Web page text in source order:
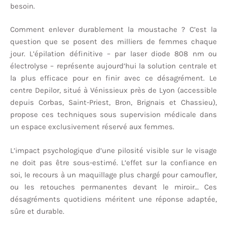
besoin.
Comment enlever durablement la moustache ? C’est la
question que se posent des milliers de femmes chaque
jour. L’épilation définitive – par laser diode 808 nm ou
électrolyse – représente aujourd’hui la solution centrale et
la plus efficace pour en finir avec ce désagrément. Le
centre Depilor, situé à Vénissieux près de Lyon (accessible
depuis Corbas, Saint-Priest, Bron, Brignais et Chassieu),
propose ces techniques sous supervision médicale dans
un espace exclusivement réservé aux femmes.
L’impact psychologique d’une pilosité visible sur le visage
ne doit pas être sous-estimé. L’effet sur la confiance en
soi, le recours à un maquillage plus chargé pour camoufler,
ou les retouches permanentes devant le miroir… Ces
désagréments quotidiens méritent une réponse adaptée,
sûre et durable.